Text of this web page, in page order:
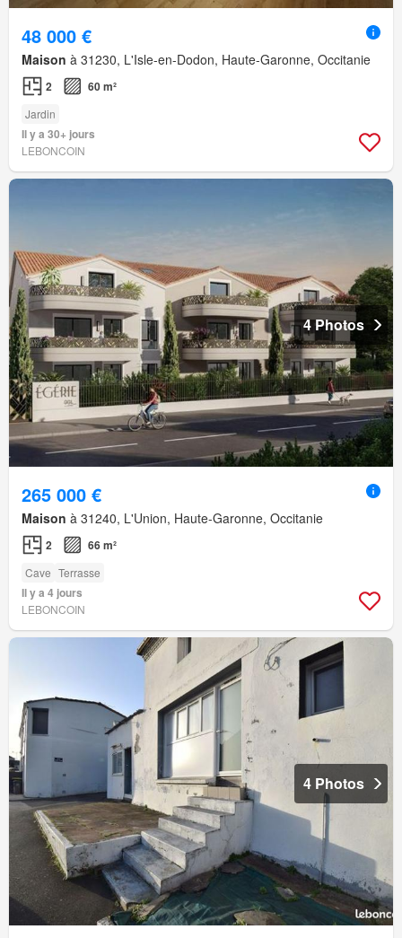
48 000 €
Maison à 31230, L'Isle-en-Dodon, Haute-Garonne, Occitanie
2 60 m²
Jardin
Il y a 30+ jours
LEBONCOIN
4 Photos
265 000 €
Maison à 31240, L'Union, Haute-Garonne, Occitanie
2 66 m²
Cave Terrasse
Il y a 4 jours
LEBONCOIN
4 Photos